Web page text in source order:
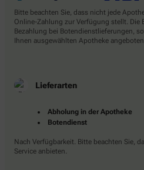
Bitte beachten Sie, dass nicht jede
Online-Zahlung zur Verfügung stellt. Die
Bezahlung bei Botendienstlieferungen,
Ihnen ausgewählten Apotheke
Lieferarten
Abholung in der Apotheke
Botendienst
Nach Verfügbarkeit. Bitte beachten Sie,
Service anbieten.